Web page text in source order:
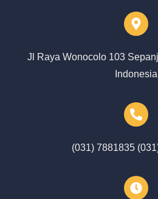
Jl Raya Wonocolo 103
Indonesia
(031) 7881835